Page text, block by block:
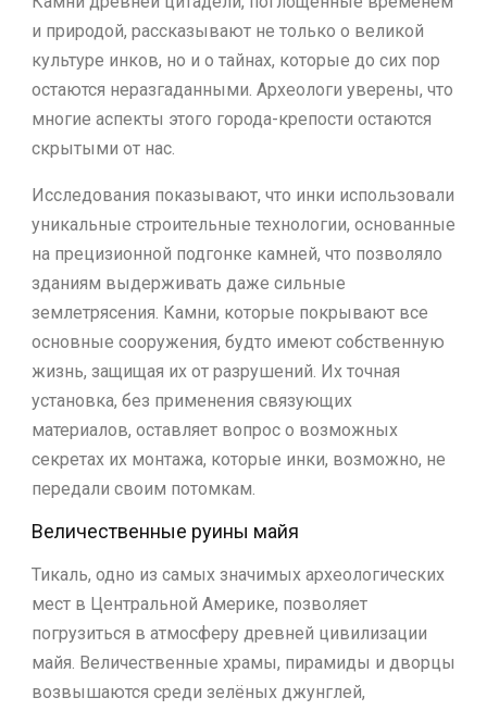
и природой, рассказывают не только о великой
культуре инков, но и о тайнах, которые до сих пор
остаются неразгаданными. Археологи уверены, что
многие аспекты этого города-крепости остаются
скрытыми от нас.
Исследования показывают, что инки использовали
уникальные строительные технологии, основанные
на прецизионной подгонке камней, что позволяло
зданиям выдерживать даже сильные
землетрясения. Камни, которые покрывают все
основные сооружения, будто имеют собственную
жизнь, защищая их от разрушений. Их точная
установка, без применения связующих
материалов, оставляет вопрос о возможных
секретах их монтажа, которые инки, возможно, не
передали своим потомкам.
Величественные руины майя
Тикаль, одно из самых значимых археологических
мест в Центральной Америке, позволяет
погрузиться в атмосферу древней цивилизации
майя. Величественные храмы, пирамиды и дворцы
возвышаются среди зелёных джунглей,